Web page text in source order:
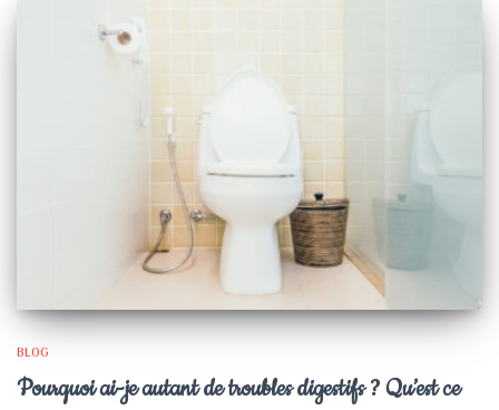
BLOG
Pourquoi ai-je autant de troubles digestifs ? Qu’est ce